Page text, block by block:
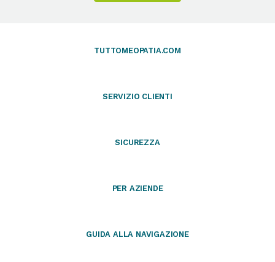
TUTTOMEOPATIA.COM
SERVIZIO CLIENTI
SICUREZZA
PER AZIENDE
GUIDA ALLA NAVIGAZIONE